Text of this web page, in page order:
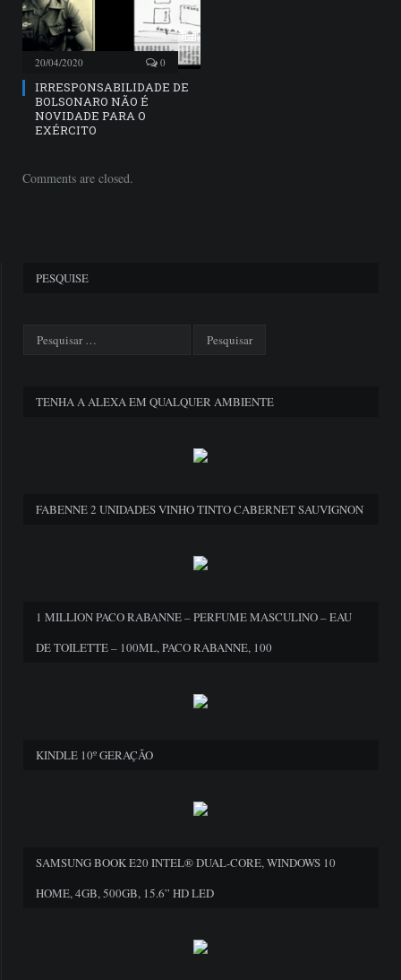
20/04/2020 0
IRRESPONSABILIDADE DE
BOLSONARO NÃO É
NOVIDADE PARA O
EXÉRCITO
Comments are closed.
PESQUISE
TENHA A ALEXA EM QUALQUER AMBIENTE
FABENNE 2 UNIDADES VINHO TINTO CABERNET SAUVIGNON
1 MILLION PACO RABANNE – PERFUME MASCULINO – EAU
DE TOILETTE – 100ML, PACO RABANNE, 100
KINDLE 10º GERAÇÃO
SAMSUNG BOOK E20 INTEL® DUAL-CORE, WINDOWS 10
HOME, 4GB, 500GB, 15.6” HD LED